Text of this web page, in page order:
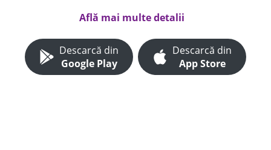
Află mai multe detalii
Descarcă din
Google Play
Descarcă din
App Store